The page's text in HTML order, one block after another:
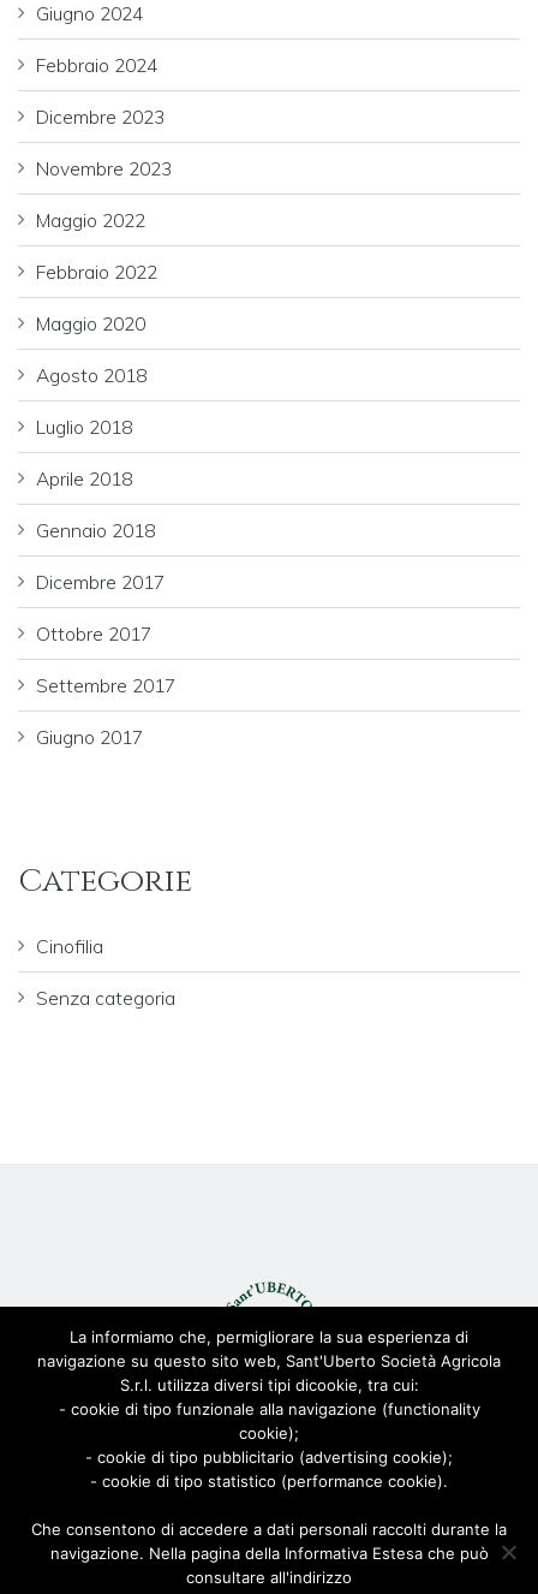
Giugno 2024
Febbraio 2024
Dicembre 2023
Novembre 2023
Maggio 2022
Febbraio 2022
Maggio 2020
Agosto 2018
Luglio 2018
Aprile 2018
Gennaio 2018
Dicembre 2017
Ottobre 2017
Settembre 2017
Giugno 2017
Categorie
Cinofilia
Senza categoria
© Sant'Uberto Società Agricola s.r.l. - All Rights Reserved CF:
08155680963
Viale Toscana 200, 21052 Busto Arsizio [VARESE]
Privacy Policy |Cookie Policy| Powered byAD-ADVANCED
La informiamo che, permigliorare la sua esperienza di
navigazione su questo sito web, Sant'Uberto Società Agricola
S.r.l. utilizza diversi tipi dicookie, tra cui:
- cookie di tipo funzionale alla navigazione (functionality
cookie);
- cookie di tipo pubblicitario (advertising cookie);
- cookie di tipo statistico (performance cookie).
Che consentono di accedere a dati personali raccolti durante la
navigazione. Nella pagina della Informativa Estesa che può
consultare all'indirizzo